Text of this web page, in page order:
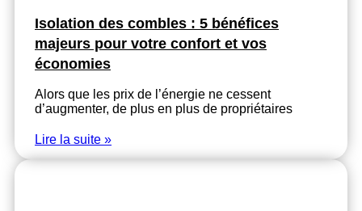
Isolation des combles : 5 bénéfices
majeurs pour votre confort et vos
économies
Alors que les prix de l’énergie ne cessent
d’augmenter, de plus en plus de propriétaires
Lire la suite »